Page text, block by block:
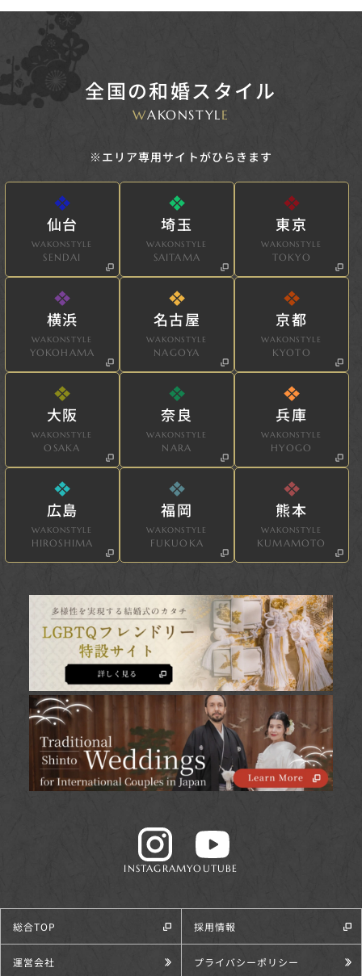
全国の和婚スタイル
WAKONSTYL E
※エリア専用サイトがひらきます
仙台
WAKONSTYLE
SENDAI
埼玉
WAKONSTYLE
SAITAMA
東京
WAKONSTYLE
TOKYO
横浜
WAKONSTYLE
YOKOHAMA
名古屋
WAKONSTYLE
NAGOYA
京都
WAKONSTYLE
KYOTO
大阪
WAKONSTYLE
OSAKA
奈良
WAKONSTYLE
NARA
兵庫
WAKONSTYLE
HYOGO
広島
WAKONSTYLE
HIROSHIMA
福岡
WAKONSTYLE
FUKUOKA
熊本
WAKONSTYLE
KUMAMOTO
INSTAGRAMYOUTUBE
総合TOP 採用情報
運営会社 プライバシーポリシー